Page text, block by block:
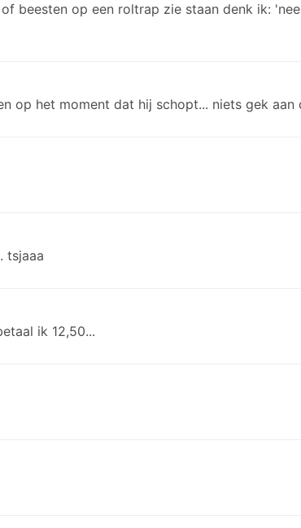
beesten op een roltrap zie staan denk ik:
op het moment dat hij schopt... niets gek aan
tsjaaa
ik 12,50...